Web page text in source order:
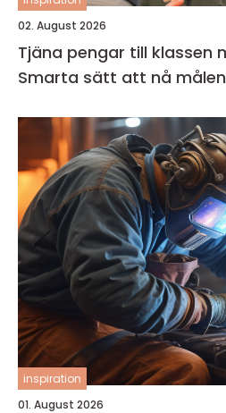
02. August 2026
Tjäna pengar till klassen
Smarta sätt att nå
inspiration
01. August 2026